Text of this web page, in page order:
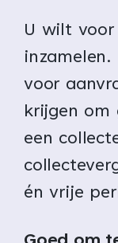
U wilt voor
voor
krijgen om
een
én vrije